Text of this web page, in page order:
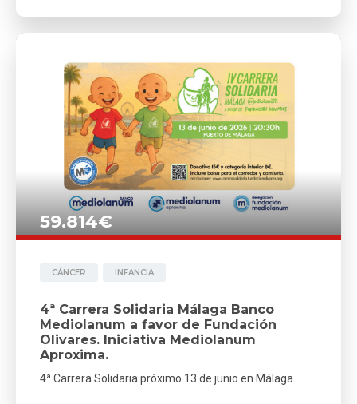
59.814€
CÁNCER INFANCIA
4ª Carrera Solidaria Málaga Banco
Mediolanum a favor de Fundación
Olivares. Iniciativa Mediolanum
Aproxima.
4ª Carrera Solidaria próximo 13 de junio en Málaga.